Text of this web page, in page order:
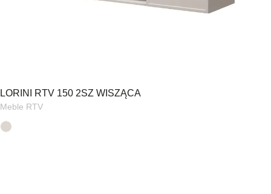
LORINI RTV 150 2SZ WISZĄCA
Meble RTV